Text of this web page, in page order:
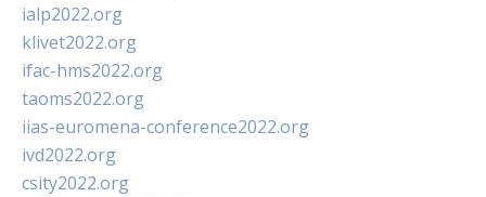
ialp2022.org
klivet2022.org
ifac-hms2022.org
taoms2022.org
iias-euromena-conference2022.org
ivd2022.org
csity2022.org